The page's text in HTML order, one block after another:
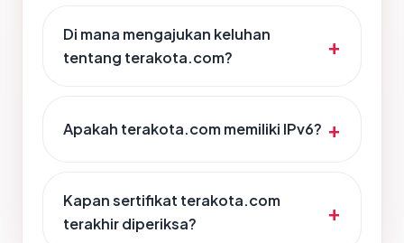
Di mana mengajukan keluhan
tentang terakota.com?
Apakah terakota.com memiliki IPv6?
Kapan sertifikat terakota.com
terakhir diperiksa?